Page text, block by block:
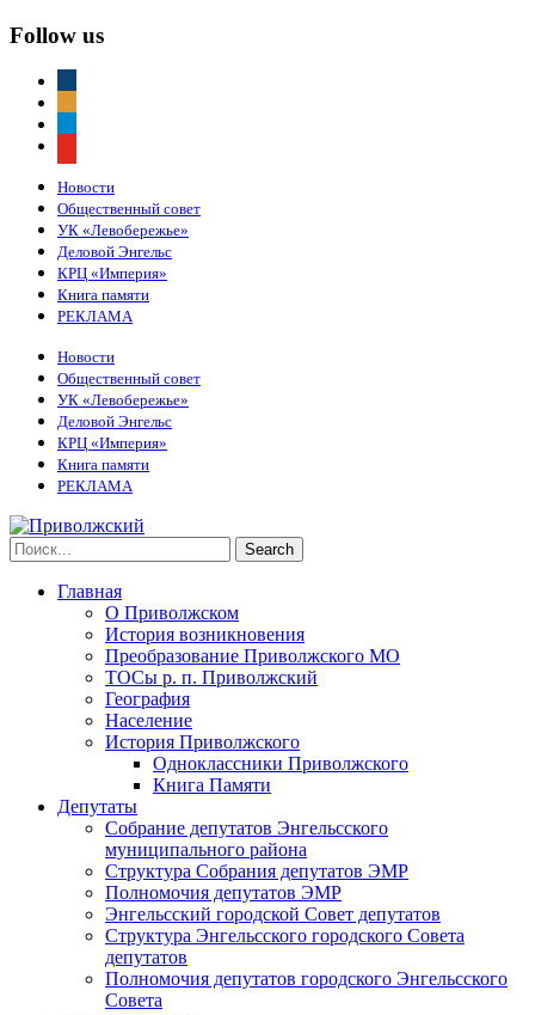
Follow us
Новости
Общественный совет
УК «Левобережье»
Деловой Энгельс
КРЦ «Империя»
Книга памяти
РЕКЛАМА
Новости
Общественный совет
УК «Левобережье»
Деловой Энгельс
КРЦ «Империя»
Книга памяти
РЕКЛАМА
Главная
О Приволжском
История возникновения
Преобразование Приволжского МО
ТОСы р. п. Приволжский
География
Население
История Приволжского
Одноклассники Приволжского
Книга Памяти
Депутаты
Собрание депутатов Энгельсского
муниципального района
Структура Собрания депутатов ЭМР
Полномочия депутатов ЭМР
Энгельсский городской Совет депутатов
Структура Энгельсского городского Совета
депутатов
Полномочия депутатов городского Энгельсского
Совета